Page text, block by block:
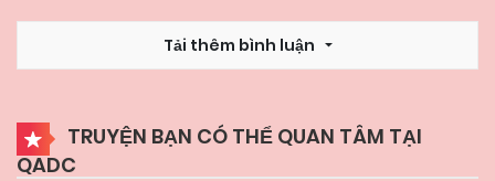
Tải thêm bình luận
TRUYỆN BẠN CÓ THỂ QUAN TÂM TẠI
QADC